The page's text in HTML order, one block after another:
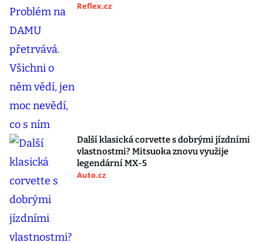
Reflex.cz
Další klasická corvette s dobrými jízdními
vlastnostmi? Mitsuoka znovu využije
legendární MX-5
Auto.cz